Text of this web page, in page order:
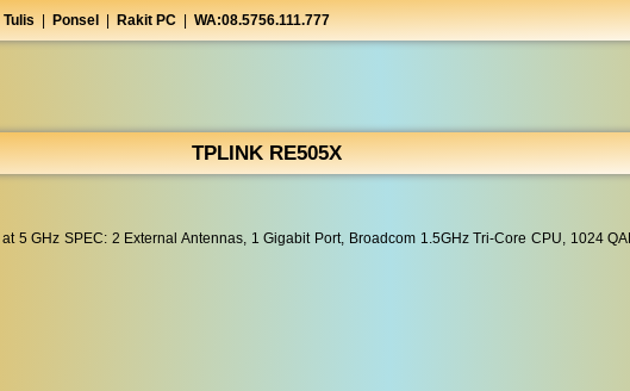
Ponsel Rakit PC WA:08.5756.111.777
TPLINK RE505X
GHz SPEC: 2 External Antennas, 1 Gigabit Port, Broadcom 1.5GHz Tri-Core CPU, 1024